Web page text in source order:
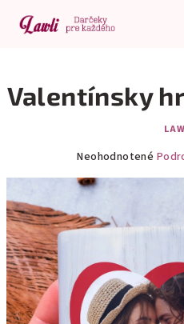
obsah
Valentínsky
je
0,0
z
5
hviezdičiek.
Neohodnotené